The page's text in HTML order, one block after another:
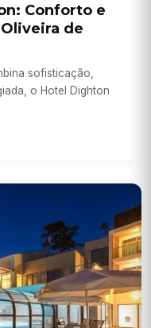
Conforto e
de
sofisticação,
o Hotel Dighton